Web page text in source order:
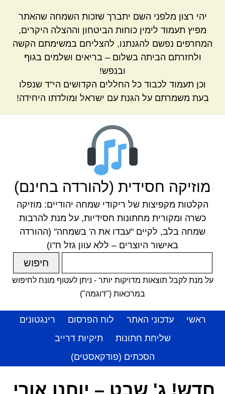
יהי רצון מלפני השם יתברך שזכות השמחה שהאתר
מפיץ תעמוד לימין כוחות הביטחון וההצלה היקרים,
המחרפים נפשם להגנתנו, להצליחם במשימתם הקשה
ולחזרתם הביתה בשלום – בריאים ושלמים בגוף
ובנפש!
וכן תעמוד לכבוד כל החללים הקדושים הי"ד שנפלו
בעת משמרתם על הגנת עם ישראל ומולדתו היחידה!
מוזיקה חסידית (להורדה בחינם)
הקלטות מקפיצות של ריקודי שמחה יהודיים: מוזיקה
כשרה ומקורית מחתונות חסידיות, על מנת להרבות
שמחה בלב, לקיים "עבדו את ה' בשמחה" (ההורדה
באישור היוצרים – ללא עוון גזל ח"ו)
על מנת לקבל תוצאות מדויקות יותר - ניתן לעטוף מונח לחיפוש
במרכאות ("דוגמה")
ראשי עדכוני האתר לוח הפרסום
רינגטונים
שליחת חתונות
תיקיות דרייב
הסכתים (פודקאסטים)
חדש! ג' שבט – יוחנן אורי